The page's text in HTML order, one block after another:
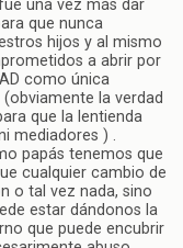
una vez más dar
que nunca
hijos y al mismo
a abrir por
como única
la verdad
que la lentienda
mediadores ) .
papás tenemos que
cualquier cambio de
o tal vez nada, sino
estar dándonos la
que puede encubrir